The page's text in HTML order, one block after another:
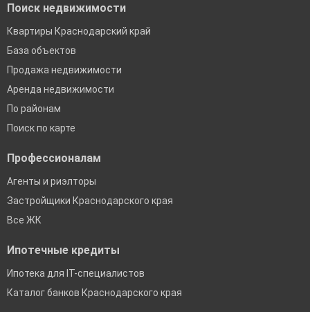
Поиск недвижимости
Квартиры Краснодарский край
База объектов
Продажа недвижимости
Аренда недвижимости
По районам
Поиск по карте
Профессионалам
Агенты и риэлторы
Застройщики Краснодарского края
Все ЖК
Ипотечные кредиты
Ипотека для IT-специалистов
Каталог банков Краснодарского края